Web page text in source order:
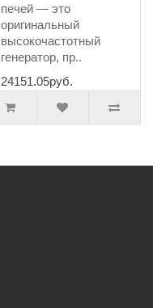
печей — это
оригинальный
высокочастотный
генератор, пр..
24151.05руб.